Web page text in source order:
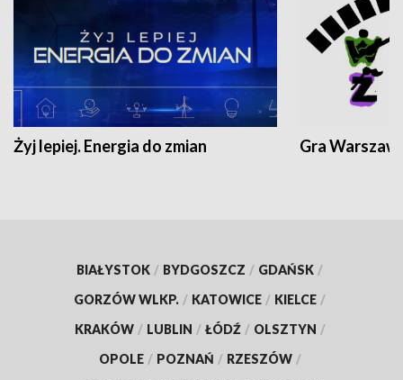
Żyj lepiej. Energia do zmian Gra
BIAŁYSTOK / BYDGOSZCZ / GDAŃSK /
GORZÓW WLKP. / KATOWICE / KIELCE /
KRAKÓW / LUBLIN / ŁÓDŹ / OLSZTYN /
OPOLE / POZNAŃ / RZESZÓW /